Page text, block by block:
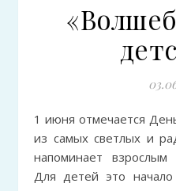
1 июня отмечается День защиты детей — один
из самых светлых и
напоминает
Для детей это начало